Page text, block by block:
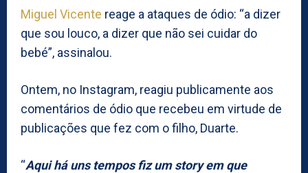
Miguel Vicente reage a ataques de ódio: “a dizer
que sou louco, a dizer que não sei cuidar do
bebé”, assinalou.
Ontem, no Instagram, reagiu publicamente aos
comentários de ódio que recebeu em virtude de
publicações que fez com o filho, Duarte.
“Aqui há uns tempos fiz um story em que